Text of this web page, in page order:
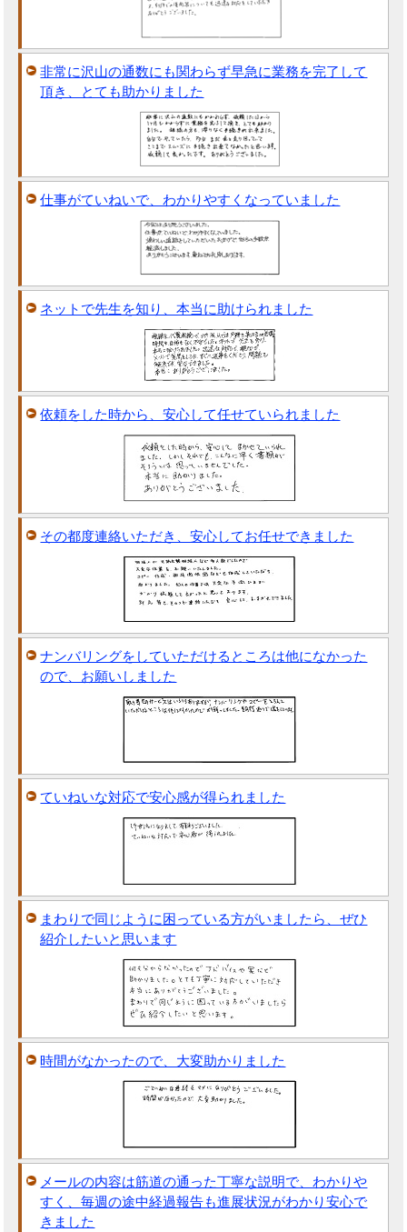
非常に沢山の通数にも関わらず早急に業務を完了して
頂き、とても助かりました
仕事がていねいで、わかりやすくなっていました
ネットで先生を知り、本当に助けられました
依頼をした時から、安心して任せていられました
その都度連絡いただき、安心してお任せできました
ナンバリングをしていただけるところは他になかった
ので、お願いしました
ていねいな対応で安心感が得られました
まわりで同じように困っている方がいましたら、ぜひ
紹介したいと思います
時間がなかったので、大変助かりました
メールの内容は筋道の通った丁寧な説明で、わかりや
すく、毎週の途中経過報告も進展状況がわかり安心で
きました